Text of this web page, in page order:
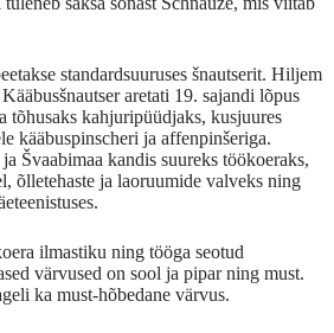
standardsuuruses šnautserit. Hiljem
aretati 19. sajandi lõpus
tõhusaks kahjuripüüdjaks, kusjuures
kääbuspinscheri ja affenpinšeriga.
Švaabimaa kandis suureks töökoeraks,
õlletehaste ja laoruumide valveks ning
ilmastiku ning tööga seotud
värvused on sool ja pipar ning must.
ka must-hõbedane värvus.